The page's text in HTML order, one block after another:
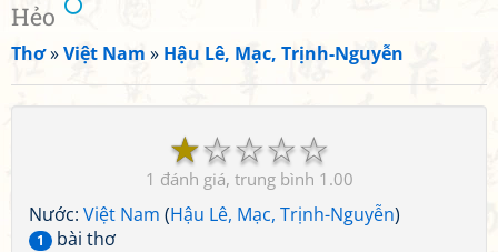
Hẻo
Thơ»Việt Nam » Hậu Lê, Mạc, Trịnh-Nguyễn
☆
☆
☆
☆
☆
1 1.00
Nước: Việt Nam (Hậu Lê, Mạc, Trịnh-Nguyễn)
1
bài thơ